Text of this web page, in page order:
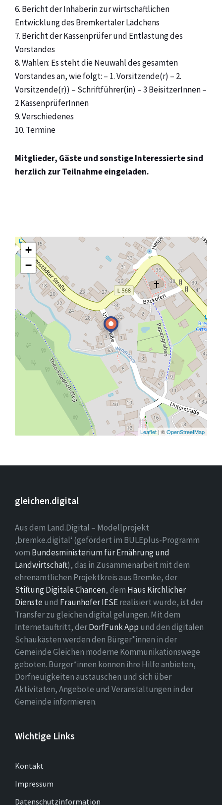
6. Bericht der Inhaberin zur wirtschaftlichen
Entwicklung des Bremkertaler Lädchens
7. Bericht der Kassenprüfer und Entlastung des
Vorstandes
8. Wahlen: Es steht die Neuwahl des gesamten
Vorstandes an, wie folgt: – 1. Vorsitzende(r) – 2.
Vorsitzende(r)) – Schriftführer(in) – 3 BeisitzerInnen –
2 KassenprüferInnen
9. Verschiedenes
10. Termine
Mitglieder, Gäste und sonstige Interessierte sind
herzlich zur Teilnahme eingeladen.
+
−
Leaflet | ©OpenStreetMap
gleichen.digital
Aus dem Land.Digital – Modellprojekt
‚bremke.digital‘ (gefördert im BULEplus-Programm
vom Bundesministerium für Ernährung und
Landwirtschaft), das in Zusammenarbeit mit dem
ehrenamtlichen Projektkreis aus Bremke, der
Stiftung Digitale Chancen, dem Haus Kirchlicher
Dienste und Fraunhofer IESErealisiert wurde, ist der
Transfer zu gleichen.digital gelungen. Mit dem
Internetauftritt, derDorfFunk App und den digitalen
Schaukästen werden den Bürger*innen in der
Gemeinde Gleichen moderne Kommunikationswege
geboten. Bürger*innen können ihre Hilfe anbieten,
Dorfneuigkeiten austauschen und sich über
Aktivitäten, Angebote und Veranstaltungen in der
Gemeinde informieren.
Wichtige Links
Kontakt
Impressum
Datenschutzinformation